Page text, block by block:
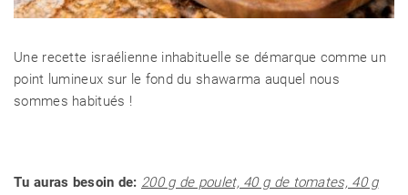
Une recette israélienne inhabituelle se démarque comme un
point lumineux sur le fond du shawarma auquel nous
sommes habitués !
Tu auras besoin de: 200 g de poulet, 40 g de tomates, 40 g